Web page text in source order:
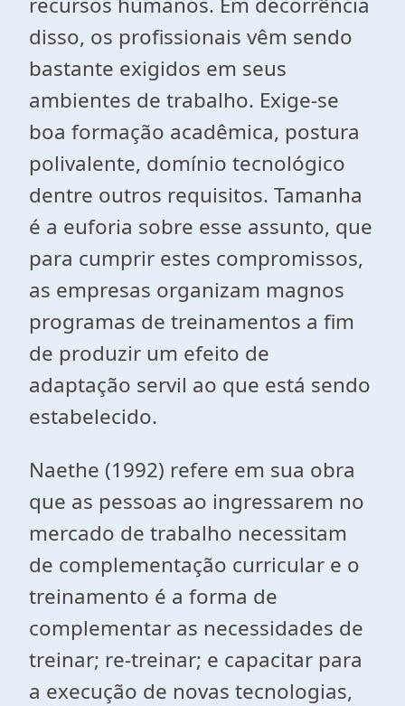
disso, os profissionais vêm sendo
bastante exigidos em seus
ambientes de trabalho. Exige-se
boa formação acadêmica, postura
polivalente, domínio tecnológico
dentre outros requisitos. Tamanha
é a euforia sobre esse assunto, que
para cumprir estes compromissos,
as empresas organizam magnos
programas de treinamentos a fim
de produzir um efeito de
adaptação servil ao que está sendo
estabelecido.
Naethe (1992) refere em sua obra
que as pessoas ao ingressarem no
mercado de trabalho necessitam
de complementação curricular e o
treinamento é a forma de
complementar as necessidades de
treinar; re-treinar; e capacitar para
a execução de novas tecnologias,